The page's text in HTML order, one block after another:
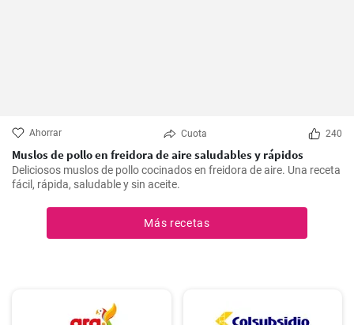
Ahorrar Cuota 240
Muslos de pollo en freidora de aire saludables y rápidos
Deliciosos muslos de pollo cocinados en freidora de aire. Una receta
fácil, rápida, saludable y sin aceite.
Más recetas